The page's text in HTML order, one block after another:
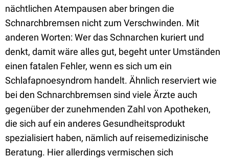
nächtlichen Atempausen aber bringen die
Schnarchbremsen nicht zum Verschwinden. Mit
anderen Worten: Wer das Schnarchen kuriert und
denkt, damit wäre alles gut, begeht unter Umständen
einen fatalen Fehler, wenn es sich um ein
Schlafapnoesyndrom handelt. Ähnlich reserviert wie
bei den Schnarchbremsen sind viele Ärzte auch
gegenüber der zunehmenden Zahl von Apotheken,
die sich auf ein anderes Gesundheitsprodukt
spezialisiert haben, nämlich auf reisemedizinische
Beratung. Hier allerdings vermischen sich